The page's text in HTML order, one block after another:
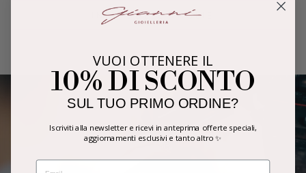
INFO SULLE TAGLIE
VUOI OTTENERE IL
10% DI SCONTO
SUL TUO PRIMO ORDINE?
Iscriviti alla newsletter e ricevi in anteprima offerte speciali,
aggiornamenti esclusivi e tanto altro ✨
EMAIL